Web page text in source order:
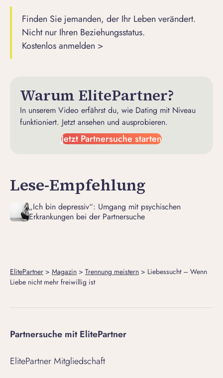
Finden Sie jemanden, der Ihr Leben verändert.
Nicht nur Ihren Beziehungsstatus.
Kostenlos anmelden >
Warum ElitePartner?
In unserem Video erfährst du, wie Dating mit Niveau
funktioniert. Jetzt ansehen und ausprobieren.
Jetzt Partnersuche starten
Lese-Empfehlung
„Ich bin depressiv“: Umgang mit psychischen
Erkrankungen bei der Partnersuche
ElitePartner > Magazin > Trennung meistern > Liebessucht – Wenn
Liebe nicht mehr freiwillig ist
Partnersuche mit ElitePartner
ElitePartner Mitgliedschaft